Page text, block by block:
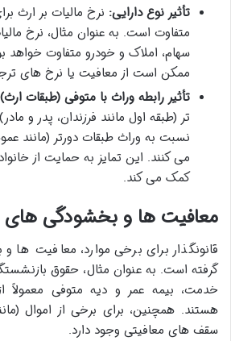
تأثیر نوع دارایی: نرخ مالیات بر ارث
متفاوت است. به عنوان مثال، نرخ
سهام، املاک و خودرو متفاوت خواهد
ممکن است از معافیت یا نرخ های
تأثیر رابطه وراث با متوفی (طبقات
تر (طبقه اول مانند فرزندان، پدر و
نسبت به وراث طبقات دورتر (مانند
می کنند. این تمایز به حمایت از
کمک می کند.
معافیت ها و بخشودگی های
قانونگذار برای برخی موارد، معافیت ها
گرفته است. به عنوان مثال، حقوق
خدمت، بیمه عمر و دیه متوفی معمولاً
هستند. همچنین، برای برخی از اموال
سقف های معافیتی وجود دارد.